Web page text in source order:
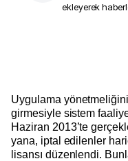
ekleyerek
Uygulama
girmesiyle sistem
Haziran 2013’te
yana, iptal edilenler
lisansı düzenlendi.